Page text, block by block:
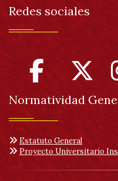
Redes sociales
Normatividad
Estatuto General
Proyecto Universitario